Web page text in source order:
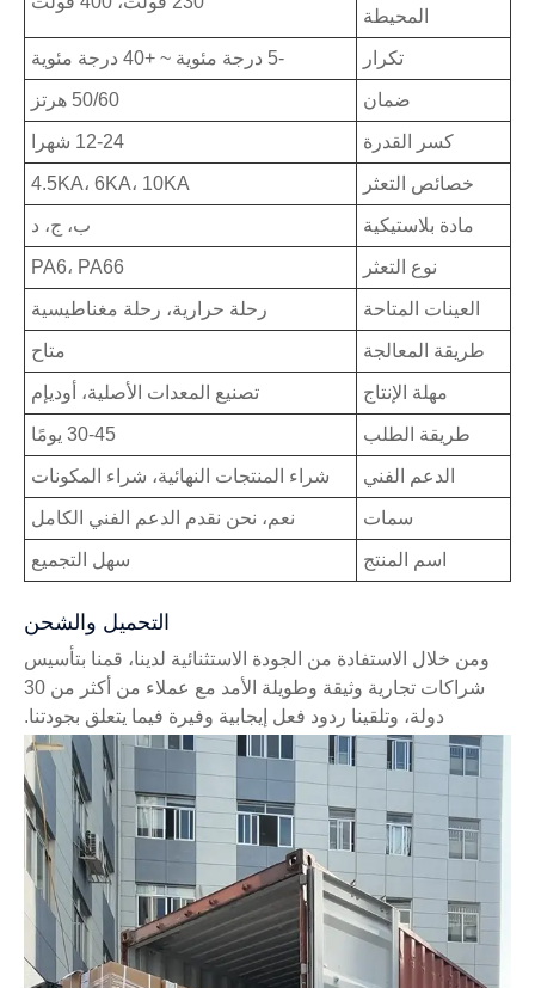
المحيطة
تكرار -5 درجة مئوية ~ +40 درجة مئوية
ضمان 50/60 هرتز
كسر القدرة 12-24 شهرا
خصائص التعثر 4.5KA، 6KA، 10KA
مادة بلاستيكية ب، ج، د
نوع التعثر PA6، PA66
العينات المتاحة رحلة حرارية، رحلة مغناطيسية
طريقة المعالجة متاح
مهلة الإنتاج تصنيع المعدات الأصلية، أوديإم
طريقة الطلب 30-45 يومًا
الدعم الفني شراء المنتجات النهائية، شراء المكونات
سمات نعم، نحن نقدم الدعم الفني الكامل
اسم المنتج سهل التجميع
التحميل والشحن
ومن خلال الاستفادة من الجودة الاستثنائية لدينا، قمنا بتأسيس
شراكات تجارية وثيقة وطويلة الأمد مع عملاء من أكثر من 30
دولة، وتلقينا ردود فعل إيجابية وفيرة فيما يتعلق بجودتنا.